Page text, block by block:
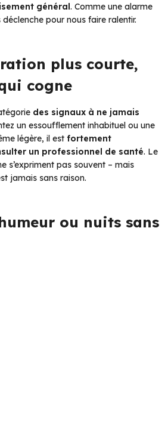
général. Comme une alarme
pour nous faire ralentir.
plus courte,
cogne
des signaux à ne jamais
un essoufflement inhabituel ou une
légère, il est fortement
un professionnel de santé. Le
s’expriment pas souvent – mais
jamais sans raison.
ou nuits sans